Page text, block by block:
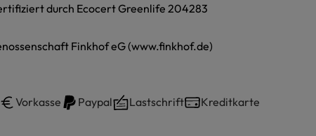
durch Ecocert Greenlife 204283
Finkhof eG (www.finkhof.de)
Vorkasse Paypal Lastschrift Kreditkarte